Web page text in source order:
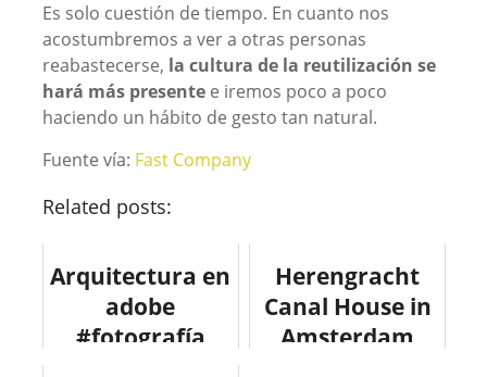
Es solo cuestión de tiempo. En cuanto nos
acostumbremos a ver a otras personas
reabastecerse, la cultura de la reutilización se
hará más presentee iremos poco a poco
haciendo un hábito de gesto tan natural.
Fuente vía: Fast Company
Related posts:
Arquitectura en
adobe
#fotografía
Herengracht
Canal House in
Amsterdam